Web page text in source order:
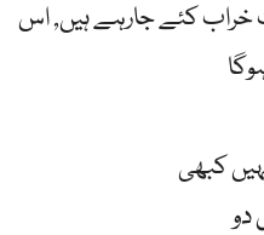
کئے جارہے ہیں, اس
کبھی
دو